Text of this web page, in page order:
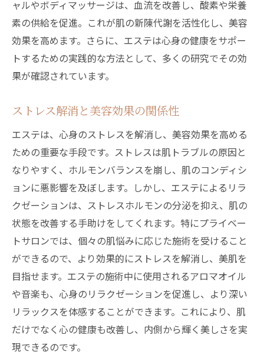
ャルやボディマッサージは、血流を改善し、酸素や栄養
素の供給を促進。これが肌の新陳代謝を活性化し、美容
効果を高めます。さらに、エステは心身の健康をサポー
トするための実践的な方法として、多くの研究でその効
果が確認されています。
ストレス解消と美容効果の関係性
エステは、心身のストレスを解消し、美容効果を高める
ための重要な手段です。ストレスは肌トラブルの原因と
なりやすく、ホルモンバランスを崩し、肌のコンディシ
ョンに悪影響を及ぼします。しかし、エステによるリラ
クゼーションは、ストレスホルモンの分泌を抑え、肌の
状態を改善する手助けをしてくれます。特にプライベー
トサロンでは、個々の肌悩みに応じた施術を受けること
ができるので、より効果的にストレスを解消し、美肌を
目指せます。エステの施術中に使用されるアロマオイル
や音楽も、心身のリラクゼーションを促進し、より深い
リラックスを体感することができます。これにより、肌
だけでなく心の健康も改善し、内側から輝く美しさを実
現できるのです。